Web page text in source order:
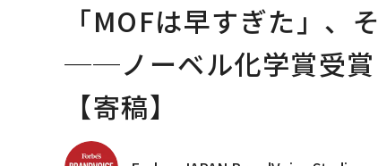
「MOFは早すぎた」、
──ノーベル化学賞受
【寄稿】